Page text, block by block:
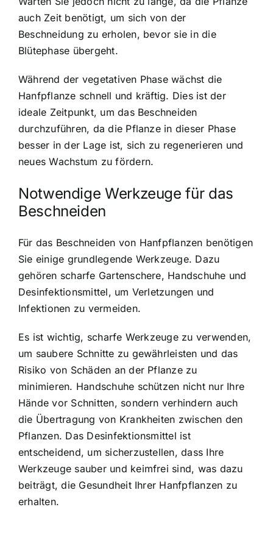
auch Zeit benötigt, um sich von der
Beschneidung zu erholen, bevor sie in die
Blütephase übergeht.
Während der vegetativen Phase wächst die
Hanfpflanze schnell und kräftig. Dies ist der
ideale Zeitpunkt, um das Beschneiden
durchzuführen, da die Pflanze in dieser Phase
besser in der Lage ist, sich zu regenerieren und
neues Wachstum zu fördern.
Notwendige Werkzeuge für das
Beschneiden
Für das Beschneiden von Hanfpflanzen benötigen
Sie einige grundlegende Werkzeuge. Dazu
gehören scharfe Gartenschere, Handschuhe und
Desinfektionsmittel, um Verletzungen und
Infektionen zu vermeiden.
Es ist wichtig, scharfe Werkzeuge zu verwenden,
um saubere Schnitte zu gewährleisten und das
Risiko von Schäden an der Pflanze zu
minimieren. Handschuhe schützen nicht nur Ihre
Hände vor Schnitten, sondern verhindern auch
die Übertragung von Krankheiten zwischen den
Pflanzen. Das Desinfektionsmittel ist
entscheidend, um sicherzustellen, dass Ihre
Werkzeuge sauber und keimfrei sind, was dazu
beiträgt, die Gesundheit Ihrer Hanfpflanzen zu
erhalten.